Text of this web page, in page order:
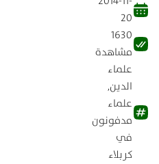
20
1630
مشاهدة
علماء
الدين,
علماء
مدفونون
في
كربلاء